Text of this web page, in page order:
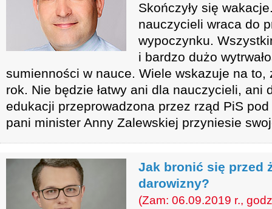
Skończyły się
nauczycieli wraca do
wypoczynku.
i bardzo dużo
sumienności w nauce. Wiele wskazuje na to,
rok. Nie będzie łatwy ani dla nauczycieli, ani
edukacji przeprowadzona przez rząd PiS
pani minister Anny Zalewskiej przyniesie
Jak bronić się przed
darowizny?
(Zam: 06.09.2019 r.,